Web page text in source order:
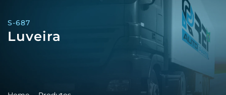
S-687
Luveira